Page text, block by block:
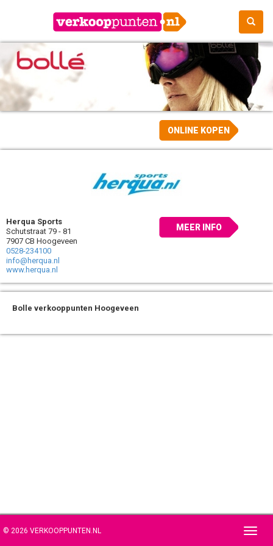
ONLINE KOPEN
Herqua Sports
Schutstraat 79 - 81
7907 CB Hoogeveen
0528-234100
info@herqua.nl
www.herqua.nl
MEER INFO
Bolle verkooppunten Hoogeveen
© 2026 VERKOOPPUNTEN.NL